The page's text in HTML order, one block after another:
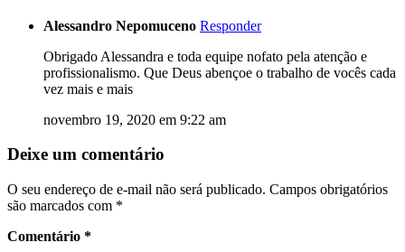
Alessandro Nepomuceno Responder
Obrigado Alessandra e toda equipe nofato pela atenção e
profissionalismo. Que Deus abençoe o trabalho de vocês cada
vez mais e mais
novembro 19, 2020 em 9:22 am
Deixe um comentário
O seu endereço de e-mail não será publicado. Campos obrigatórios
são marcados com *
Comentário *